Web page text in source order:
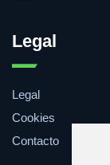
Legal
Legal
Cookies
Contacto